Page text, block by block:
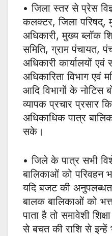
• जिला स्तर से प्रेस
कलक्टर, जिला परिषद्,
अधिकारी, मुख्य ब्लॉक
समिति, ग्राम पंचायत,
अधिकारी कार्यालयों एवं
अधिकारिता विभाग एवं
आदि विभागों के नोटिस
व्यापक प्रचार प्रसार
अधिकाधिक पात्र
सके।
• जिले के पात्र सभी
बालिकाओं को परिवहन
यदि बजट की
बालक बालिकाओं को
पाता है तो समावेशी
से बचत की राशि से इन्हें